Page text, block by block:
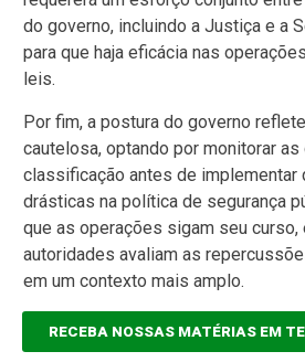
do governo, incluindo a Justiça e a
para que haja eficácia nas
leis.
Por fim, a postura do governo
cautelosa, optando por monitorar
classificação antes de implementar
drásticas na política de segurança
que as operações sigam seu curso,
autoridades avaliam as
em um contexto mais amplo.
RECEBA NOSSAS MATÉRIAS EM